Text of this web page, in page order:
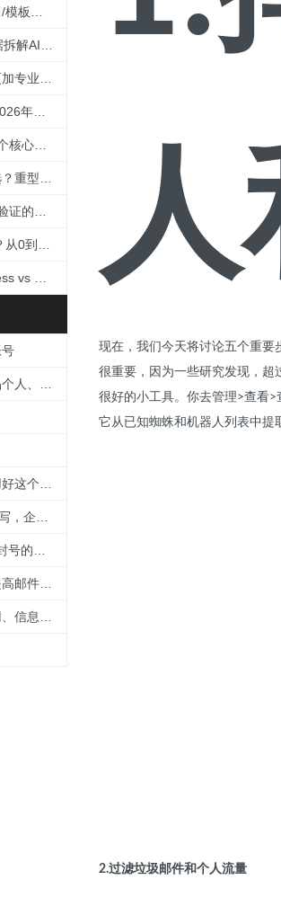
现在，我们今天将讨论五个重要
很重要，因为一些研究发现，超
很好的小工具。 你去管理>查看>
它从已知蜘蛛和机器人列表中提
2.过滤垃圾邮件和个人流量